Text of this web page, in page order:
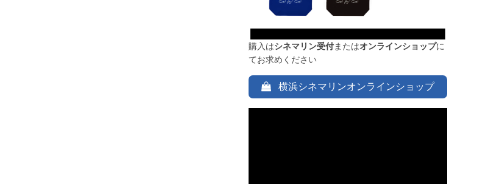
購入はシネマリン受付またはオンラインショップに
てお求めください
横浜シネマリンオンラインショップ